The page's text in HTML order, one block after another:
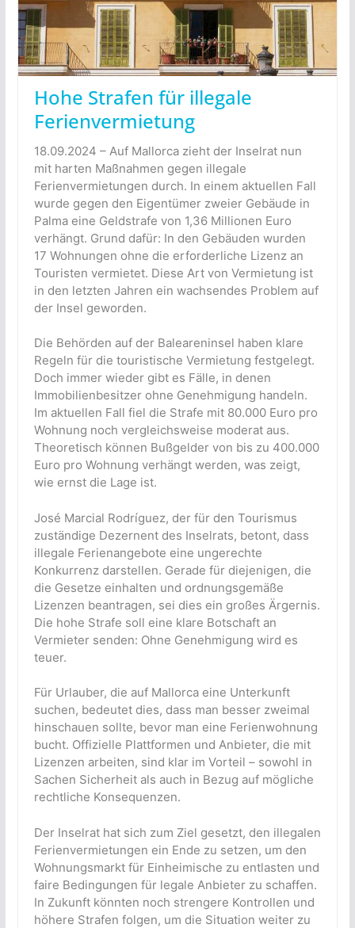
Hohe Strafen für illegale
Ferienvermietung
18.09.2024 – Auf Mallorca zieht der Inselrat nun
mit harten Maßnahmen gegen illegale
Ferienvermietungen durch. In einem aktuellen Fall
wurde gegen den Eigentümer zweier Gebäude in
Palma eine Geldstrafe von 1,36 Millionen Euro
verhängt. Grund dafür: In den Gebäuden wurden
17 Wohnungen ohne die erforderliche Lizenz an
Touristen vermietet. Diese Art von Vermietung ist
in den letzten Jahren ein wachsendes Problem auf
der Insel geworden.
Die Behörden auf der Baleareninsel haben klare
Regeln für die touristische Vermietung festgelegt.
Doch immer wieder gibt es Fälle, in denen
Immobilienbesitzer ohne Genehmigung handeln.
Im aktuellen Fall fiel die Strafe mit 80.000 Euro pro
Wohnung noch vergleichsweise moderat aus.
Theoretisch können Bußgelder von bis zu 400.000
Euro pro Wohnung verhängt werden, was zeigt,
wie ernst die Lage ist.
José Marcial Rodríguez, der für den Tourismus
zuständige Dezernent des Inselrats, betont, dass
illegale Ferienangebote eine ungerechte
Konkurrenz darstellen. Gerade für diejenigen, die
die Gesetze einhalten und ordnungsgemäße
Lizenzen beantragen, sei dies ein großes Ärgernis.
Die hohe Strafe soll eine klare Botschaft an
Vermieter senden: Ohne Genehmigung wird es
teuer.
Für Urlauber, die auf Mallorca eine Unterkunft
suchen, bedeutet dies, dass man besser zweimal
hinschauen sollte, bevor man eine Ferienwohnung
bucht. Offizielle Plattformen und Anbieter, die mit
Lizenzen arbeiten, sind klar im Vorteil – sowohl in
Sachen Sicherheit als auch in Bezug auf mögliche
rechtliche Konsequenzen.
Der Inselrat hat sich zum Ziel gesetzt, den illegalen
Ferienvermietungen ein Ende zu setzen, um den
Wohnungsmarkt für Einheimische zu entlasten und
faire Bedingungen für legale Anbieter zu schaffen.
In Zukunft könnten noch strengere Kontrollen und
höhere Strafen folgen, um die Situation weiter zu